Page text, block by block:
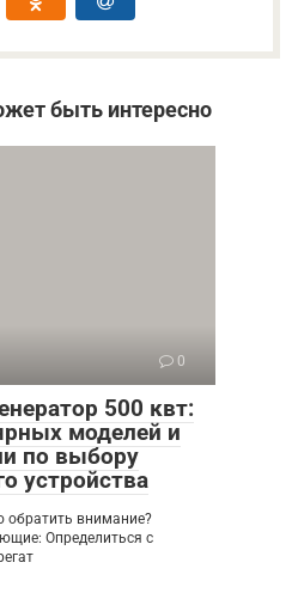
быть интересно
0
500 квт:
моделей и
по выбору
устройства
обратить внимание?
Определиться с